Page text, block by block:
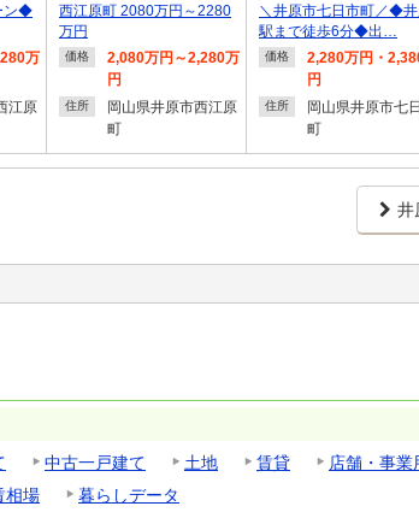
ン◆
万
江原
西江原町 2080万円～2280
万円
価格
2,080万円～2,280万
円
住所
岡山県井原市西江原
町
＼井原市七日市町／◆
駅まで徒歩6分◆出…
価格
2,280万円・
円
住所
岡山県井原市七
町
井
中古一戸建て 土地 賃貸 店舗・事業
相場 暮らしデータ